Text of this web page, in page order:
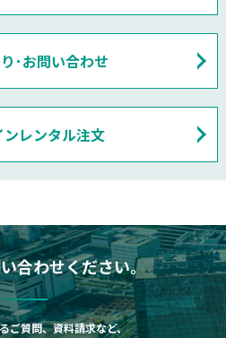
･お問い合わせ
ンレンタル注文
合わせください。
ご質問、資料請求など、